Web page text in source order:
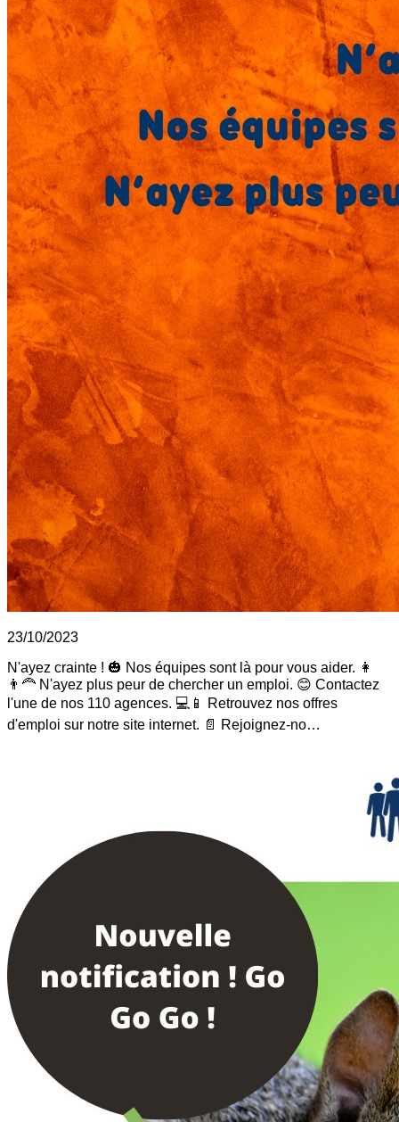
23/10/2023
N'ayez crainte ! 🎃 Nos équipes sont là pour vous aider. 👩
👨‍🦰 N'ayez plus peur de chercher un emploi. 😊 Contactez
l'une de nos 110 agences. 💻📱 Retrouvez nos offres
d'emploi sur notre site internet. 📄 Rejoignez-no…